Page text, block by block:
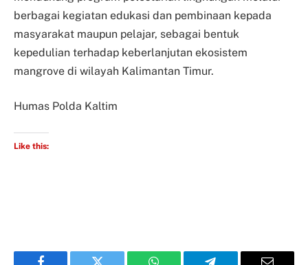
berbagai kegiatan edukasi dan pembinaan kepada
masyarakat maupun pelajar, sebagai bentuk
kepedulian terhadap keberlanjutan ekosistem
mangrove di wilayah Kalimantan Timur.
Humas Polda Kaltim
Like this: